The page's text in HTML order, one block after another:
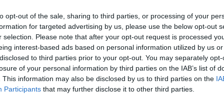
opt-out of the sale, sharing to third parties, or processing of your
for targeted advertising by us, please use the below opt-out
selection. Please note that after your opt-out request is processed
interest-based ads based on personal information utilized by us
to third parties prior to your opt-out. You may separately
of your personal information by third parties on the IAB’s list of
This information may also be disclosed by us to third parties on the
Participants that may further disclose it to other third parties.
az EU és egy partner közeledik egymáshoz,
viszont válásról van szó"- mondta.
lesz egy szabadkereskedelmi
gyorsan, ahogyan egyesek képzelik Nagy-
szerződésein évekig kellett dolgozni, és"nem